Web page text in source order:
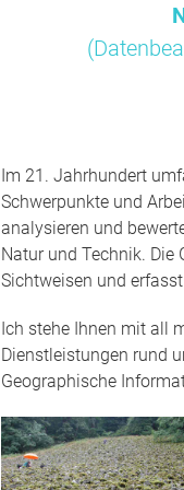
Im 21. Jahrhundert
Schwerpunkte und
analysieren und
Natur und Technik.
Sichtweisen und
Ich stehe Ihnen mit all
Dienstleistungen rund
Geographische